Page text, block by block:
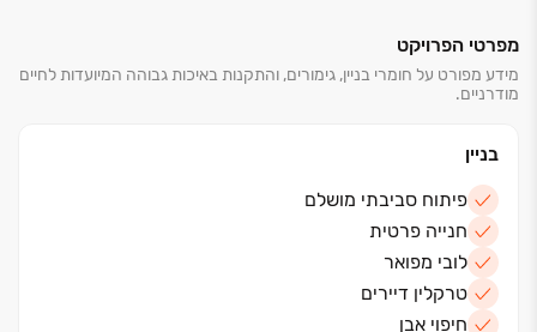
מפרטי הפרויקט
מידע מפורט על חומרי בניין, גימורים, והתקנות באיכות גבוהה המיועדות לחיים
מודרניים.
בניין
פיתוח סביבתי מושלם
חנייה פרטית
לובי מפואר
טרקלין דיירים
חיפוי אבן